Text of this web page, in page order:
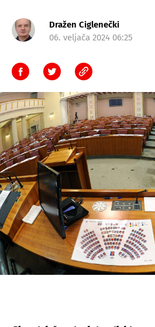
Dražen Ciglenečki
06. veljača 2024 06:25